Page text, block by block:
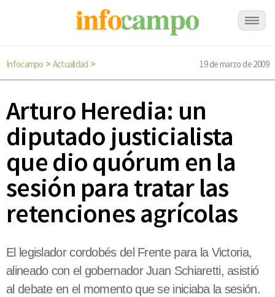
Infocampo > Actualidad > 19 de marzo de 2009
Arturo Heredia: un
diputado justicialista
que dio quórum en la
sesión para tratar las
retenciones agrícolas
El legislador cordobés del Frente para la Victoria,
alineado con el gobernador Juan Schiaretti, asistió
al debate en el momento que se iniciaba la sesión.